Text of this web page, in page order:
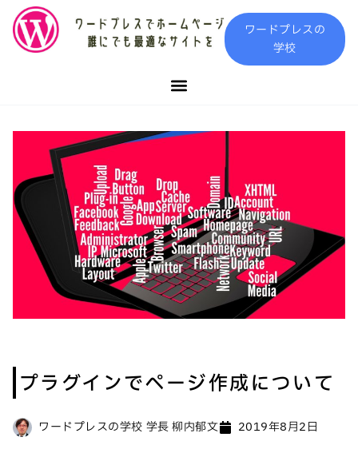
ワードプレスの
学校
プラグインでページ作成について
ワードプレスの学校 学長 柳内郁文 2019年8月2日